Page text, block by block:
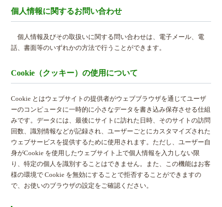
個人情報に関するお問い合わせ
個人情報及びその取扱いに関する問い合わせは、電子メール、電
話、書面等のいずれかの方法で行うことができます。
Cookie（クッキー）の使用について
Cookie とはウェブサイトの提供者がウェブブラウザを通じてユーザ
ーのコンピュータに一時的に小さなデータを書き込み保存させる仕組
みです。データには、最後にサイトに訪れた日時、そのサイトの訪問
回数、識別情報などが記録され、ユーザーごとにカスタマイズされた
ウェブサービスを提供するために使用されます。ただし、ユーザー自
身がCookie を使用したウェブサイト上で個人情報を入力しない限
り、特定の個人を識別することはできません。また、この機能はお客
様の環境で Cookie を無効にすることで拒否することができますの
で、お使いのブラウザの設定をご確認ください。